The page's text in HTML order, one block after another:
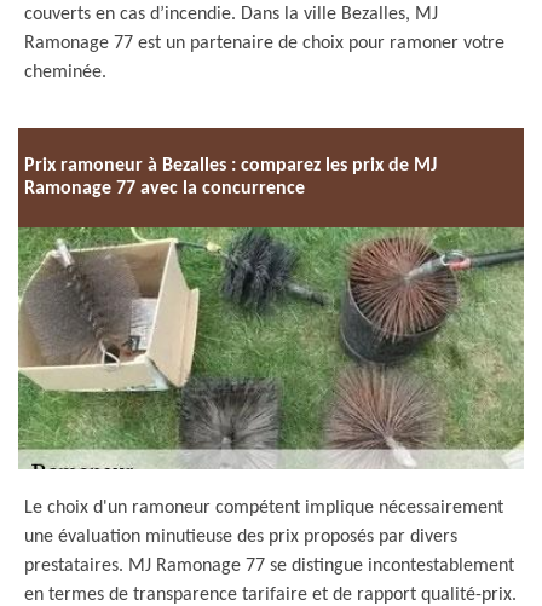
couverts en cas d’incendie. Dans la ville Bezalles, MJ
Ramonage 77 est un partenaire de choix pour ramoner votre
cheminée.
Prix ramoneur à Bezalles : comparez les prix de MJ
Ramonage 77 avec la concurrence
Le choix d'un ramoneur compétent implique nécessairement
une évaluation minutieuse des prix proposés par divers
prestataires. MJ Ramonage 77 se distingue incontestablement
en termes de transparence tarifaire et de rapport qualité-prix.